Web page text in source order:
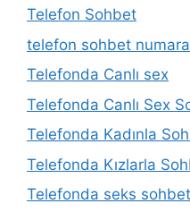
Telefon Sohbet
telefon sohbet
Telefonda Canlı sex
Telefonda Canlı Sex
Telefonda Kadınla
Telefonda Kızlarla
Telefonda seks sohbet